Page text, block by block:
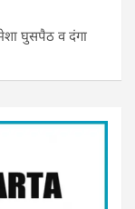
घुसपैठ व दंगा